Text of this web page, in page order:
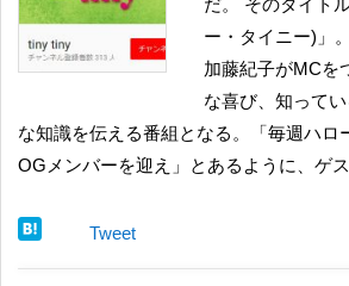
ー・タイニー)」
加藤紀子がMCを
な喜び、知って
な知識を伝える番組となる。「毎週ハロ
OGメンバーを迎え」とあるように、ゲ
Tweet